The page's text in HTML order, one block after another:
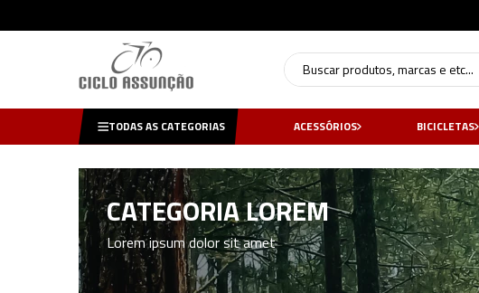
Buscar produtos, marcas e etc...
TODAS AS CATEGORIAS ACESSÓRIOS BICICLETAS
CATEGORIA LOREM
Lorem ipsum dolor sit amet